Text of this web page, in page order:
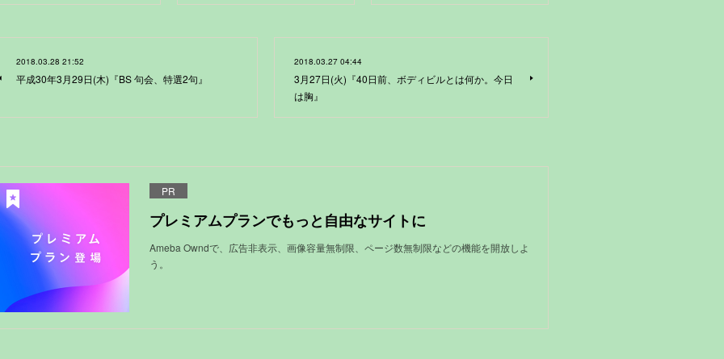
2018.03.28 21:52
平成30年3月29日(木)『BS 句会、特選2句』
2018.03.27 04:44
3月27日(火)『40日前、ボディビルとは何か。今日
は胸』
PR
プレミアムプランでもっと自由なサイトに
Ameba Owndで、広告非表示、画像容量無制限、ページ数無制限などの機能を開放しよ
う。